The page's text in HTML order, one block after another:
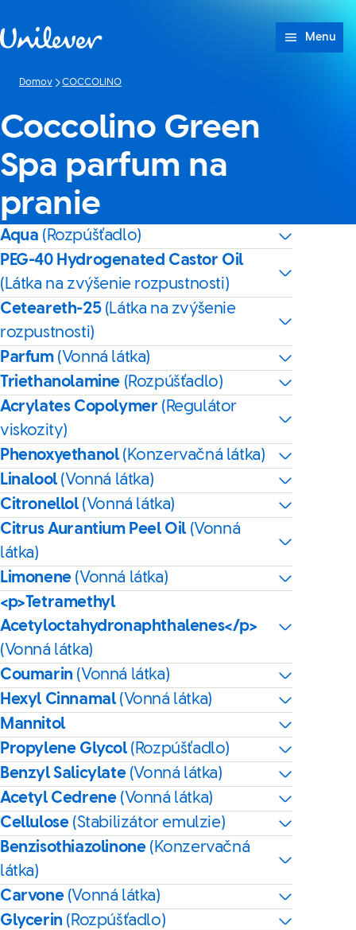
Menu
Domov COCCOLINO
Coccolino Green
Spa parfum na
pranie
Aqua (Rozpúšťadlo)
PEG-40 Hydrogenated Castor Oil
(Látka na zvýšenie rozpustnosti)
Ceteareth-25 (Látka na zvýšenie
rozpustnosti)
Parfum (Vonná látka)
Triethanolamine (Rozpúšťadlo)
Acrylates Copolymer (Regulátor
viskozity)
Phenoxyethanol(Konzervačná látka)
Linalool(Vonná látka)
Citronellol(Vonná látka)
Citrus Aurantium Peel Oil (Vonná
látka)
Limonene (Vonná látka)
<p>Tetramethyl
Acetyloctahydronaphthalenes</p>
(Vonná látka)
Coumarin (Vonná látka)
Hexyl Cinnamal(Vonná látka)
Mannitol
Propylene Glycol(Rozpúšťadlo)
Benzyl Salicylate (Vonná látka)
Acetyl Cedrene (Vonná látka)
Cellulose (Stabilizátor emulzie)
Benzisothiazolinone (Konzervačná
látka)
Carvone (Vonná látka)
Glycerin (Rozpúšťadlo)